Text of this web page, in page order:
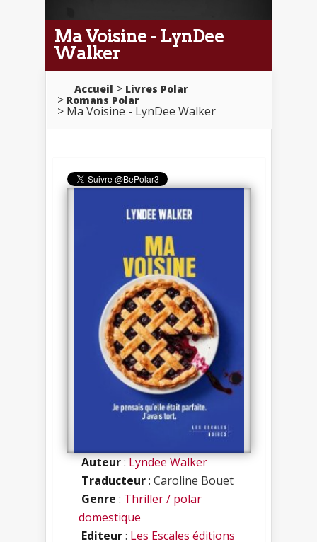
Ma Voisine - LynDee
Walker
Accueil
Livres Polar
Romans Polar
Ma Voisine - LynDee Walker
Auteur:Lyndee Walker
Traducteur: Caroline Bouet
Genre : Thriller / polar
domestique
Editeur: Les Escales éditions